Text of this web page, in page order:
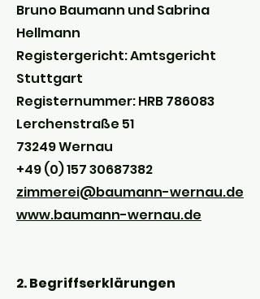
Bruno Baumann und Sabrina
Hellmann
Registergericht: Amtsgericht
Stuttgart
Registernummer: HRB 786083
Lerchenstraße 51
73249 Wernau
+49 (0) 157 30687382
zimmerei@baumann-wernau.de
www.baumann-wernau.de
2. Begriffserklärungen